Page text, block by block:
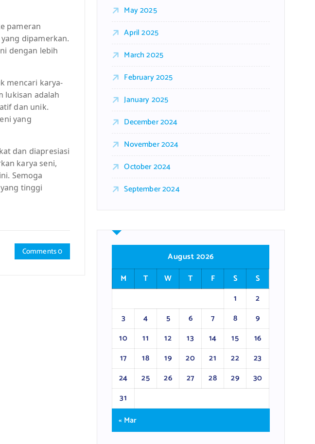
pameran
dipamerkan.
dengan lebih
mencari karya-
lukisan adalah
dan unik.
yang
dan diapresiasi
karya seni,
Semoga
tinggi
Comments 0
May 2025
April 2025
March 2025
February 2025
January 2025
December 2024
November 2024
October 2024
September 2024
August 2026
M
T W T F S
S
1
2
3
4 5 6 7 8
9
10
11 12 13 14 15
16
17
18 19 20 21 22
23
24
25 26 27 28 29
30
31
« Mar